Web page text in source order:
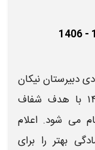
دبیرستان نیکان
با هدف شفاف
می شود. اعلام
بهتر را برای